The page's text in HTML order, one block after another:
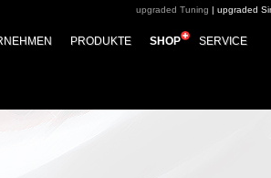
group
SERVICE
SHOP
PRODUKTE
upgraded Tuning | upgraded